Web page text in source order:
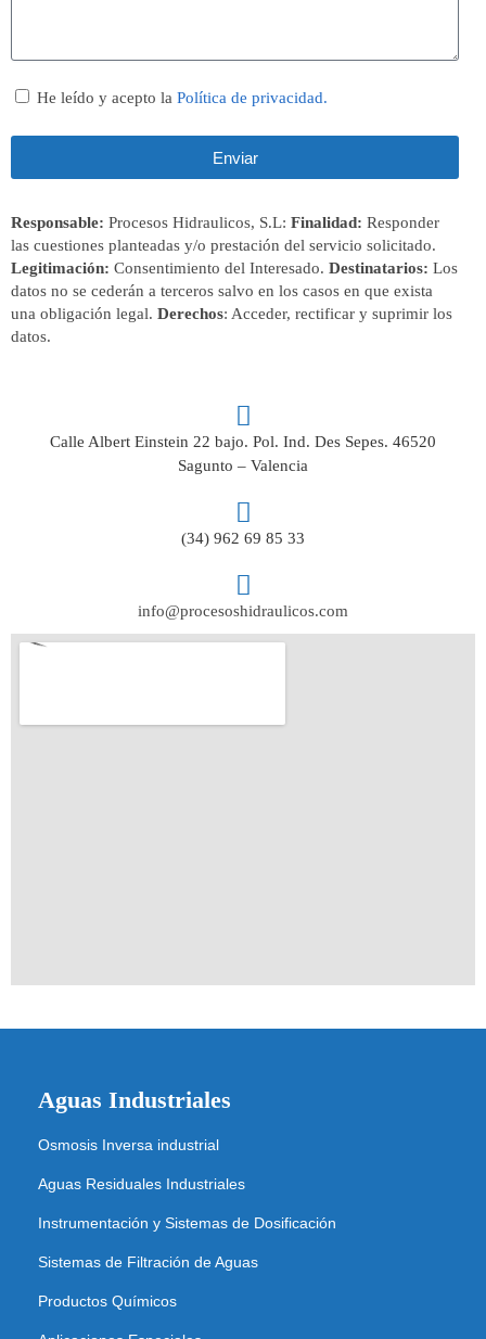
He leído y acepto la Política de privacidad.
Enviar
Responsable: Procesos Hidraulicos, S.L: Finalidad: Responder
las cuestiones planteadas y/o prestación del servicio solicitado.
Legitimación: Consentimiento del Interesado. Destinatarios: Los
datos no se cederán a terceros salvo en los casos en que exista
una obligación legal. Derechos: Acceder, rectificar y suprimir los
datos.
Calle Albert Einstein 22 bajo. Pol. Ind. Des Sepes. 46520
Sagunto – Valencia
(34) 962 69 85 33
info@procesoshidraulicos.com
Aguas Industriales
Osmosis Inversa industrial
Aguas Residuales Industriales
Instrumentación y Sistemas de Dosificación
Sistemas de Filtración de Aguas
Productos Químicos